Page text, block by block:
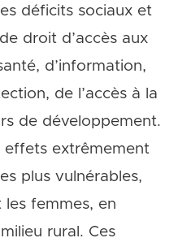
déficits sociaux et
droit d’accès aux
d’information,
de l’accès à la
de développement.
effets extrêmement
plus vulnérables,
femmes, en
rural. Ces